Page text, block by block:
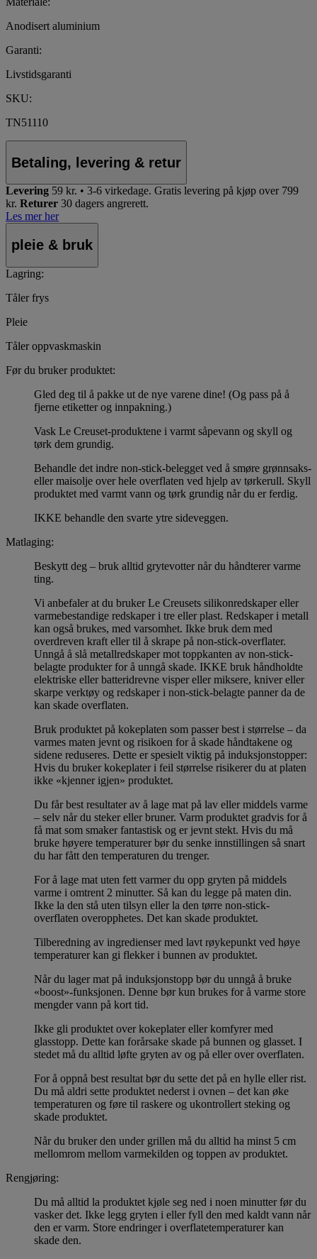
Anodisert aluminium
Garanti:
Livstidsgaranti
SKU:
TN51110
Betaling, levering & retur
Levering 59 kr. • 3-6 virkedage. Gratis levering på kjøp over 799
kr. Returer 30 dagers angrerett.
Les mer her
pleie & bruk
Lagring:
Tåler frys
Pleie
Tåler oppvaskmaskin
Før du bruker produktet:
Gled deg til å pakke ut de nye varene dine! (Og pass på å
fjerne etiketter og innpakning.)
Vask Le Creuset-produktene i varmt såpevann og skyll og
tørk dem grundig.
Behandle det indre non-stick-belegget ved å smøre grønnsaks-
eller maisolje over hele overflaten ved hjelp av tørkerull. Skyll
produktet med varmt vann og tørk grundig når du er ferdig.
IKKE behandle den svarte ytre sideveggen.
Matlaging:
Beskytt deg – bruk alltid grytevotter når du håndterer varme
ting.
Vi anbefaler at du bruker Le Creusets silikonredskaper eller
varmebestandige redskaper i tre eller plast. Redskaper i metall
kan også brukes, med varsomhet. Ikke bruk dem med
overdreven kraft eller til å skrape på non-stick-overflater.
Unngå å slå metallredskaper mot toppkanten av non-stick-
belagte produkter for å unngå skade. IKKE bruk håndholdte
elektriske eller batteridrevne visper eller miksere, kniver eller
skarpe verktøy og redskaper i non-stick-belagte panner da de
kan skade overflaten.
Bruk produktet på kokeplaten som passer best i størrelse – da
varmes maten jevnt og risikoen for å skade håndtakene og
sidene reduseres. Dette er spesielt viktig på induksjonstopper:
Hvis du bruker kokeplater i feil størrelse risikerer du at platen
ikke «kjenner igjen» produktet.
Du får best resultater av å lage mat på lav eller middels varme
– selv når du steker eller bruner. Varm produktet gradvis for å
få mat som smaker fantastisk og er jevnt stekt. Hvis du må
bruke høyere temperaturer bør du senke innstillingen så snart
du har fått den temperaturen du trenger.
For å lage mat uten fett varmer du opp gryten på middels
varme i omtrent 2 minutter. Så kan du legge på maten din.
Ikke la den stå uten tilsyn eller la den tørre non-stick-
overflaten overopphetes. Det kan skade produktet.
Tilberedning av ingredienser med lavt røykepunkt ved høye
temperaturer kan gi flekker i bunnen av produktet.
Når du lager mat på induksjonstopp bør du unngå å bruke
«boost»-funksjonen. Denne bør kun brukes for å varme store
mengder vann på kort tid.
Ikke gli produktet over kokeplater eller komfyrer med
glasstopp. Dette kan forårsake skade på bunnen og glasset. I
stedet må du alltid løfte gryten av og på eller over overflaten.
For å oppnå best resultat bør du sette det på en hylle eller rist.
Du må aldri sette produktet nederst i ovnen – det kan øke
temperaturen og føre til raskere og ukontrollert steking og
skade produktet.
Når du bruker den under grillen må du alltid ha minst 5 cm
mellomrom mellom varmekilden og toppen av produktet.
Rengjøring:
Du må alltid la produktet kjøle seg ned i noen minutter før du
vasker det. Ikke legg gryten i eller fyll den med kaldt vann når
den er varm. Store endringer i overflatetemperaturer kan
skade den.